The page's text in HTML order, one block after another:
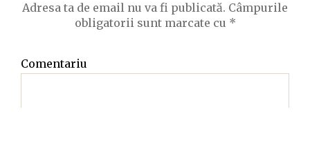
Adresa ta de email nu va fi publicată. Câmpurile
obligatorii sunt marcate cu *
Comentariu